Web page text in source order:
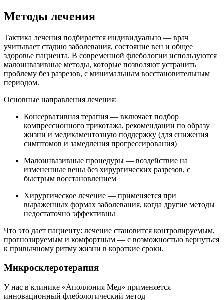
Методы лечения
Тактика лечения подбирается индивидуально — врач
учитывает стадию заболевания, состояние вен и общее
здоровье пациента. В современной флебологии используются
малоинвазивные методы, которые позволяют устранить
проблему без разрезов, с минимальным восстановительным
периодом.
Основные направления лечения:
Консервативная терапия — включает подбор
компрессионного трикотажа, рекомендации по образу
жизни и медикаментозную поддержку (для снижения
симптомов и замедления прогрессирования)
Малоинвазивные процедуры — воздействие на
измененные вены без хирургических разрезов, с
быстрым восстановлением
Хирургическое лечение — применяется при
выраженных формах заболевания, когда другие методы
недостаточно эффективны
Что это дает пациенту: лечение становится контролируемым,
прогнозируемым и комфортным — с возможностью вернуться
к привычному ритму жизни в короткие сроки.
Микросклеротерапия
У нас в клинике «Аполлония Мед» применяется
инновационный флебологический метод —